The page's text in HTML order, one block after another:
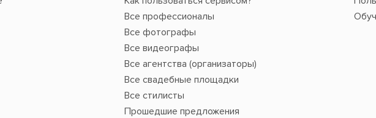
Все профессионалы
Все фотографы
Все видеографы
Все агентства (организаторы)
Все свадебные площадки
Все стилисты
Прошедшие предложения